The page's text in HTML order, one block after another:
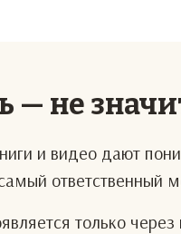
— не
и видео дают
ответственный
только